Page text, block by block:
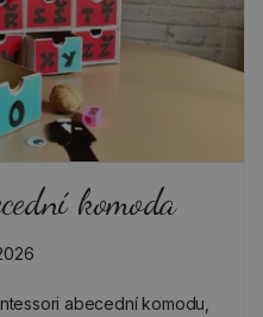
komoda
abecední komodu,